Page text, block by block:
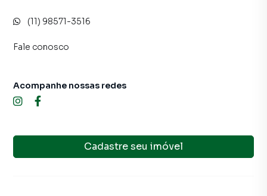
(11) 98571-3516
Fale conosco
Cadastre seu imóvel
Acompanhe nossas redes